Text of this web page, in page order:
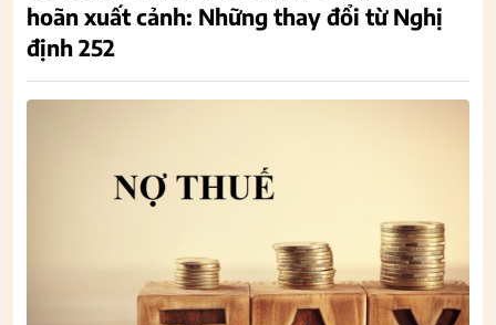
hoãn xuất cảnh: Những thay đổi từ Nghị
định 252